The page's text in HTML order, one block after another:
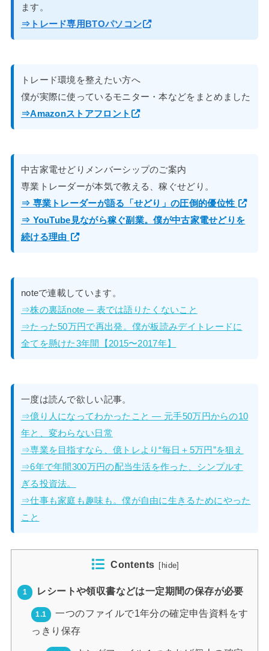
ます。
⇒トレード専用BTOパソコン
トレード環境を整えたい方へ
僕が実際に使っているモニター・本などをまとめました
⇒Amazonストアフロント
中古家電せどりメンバーシップのご案内
専業トレーダーが本気で教える、稼ぐせどり。
⇒ 専業トレーダーが語る「せどり」の圧倒的優位性
⇒ YouTube見ながら稼ぐ副業。僕が中古家電せどりを
続ける理由
noteで連載しています。
⇒株の裏話note ─ 表では語りたくないこと
⇒たった50万円で再出発。僕が板読みデイトレードに
全てを懸けた3年間【2015〜2017年】
一度は読んで欲しい記事。
⇒億り人になってわかったこと — 元手50万円からの10
年と、変わらない日常
⇒専業を目指すなら、億トレより“毎日＋5万円”を狙え
⇒6年で年間300万円の配当生活を作った、シンプルす
ぎる投資法。
⇒仕事も家庭も趣味も。僕が自由に生きるためにやった
こと
Contents [ hide]
1 レシートや領収書などは一定期間の保存が必要
1.1
一つのファイルで1年分の確定申告資料をす
っきり保存